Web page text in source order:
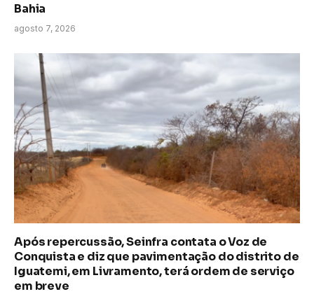
Bahia
agosto 7, 2026
Após repercussão, Seinfra contata o Voz de
Conquista e diz que pavimentação do distrito de
Iguatemi, em Livramento, terá ordem de serviço
em breve